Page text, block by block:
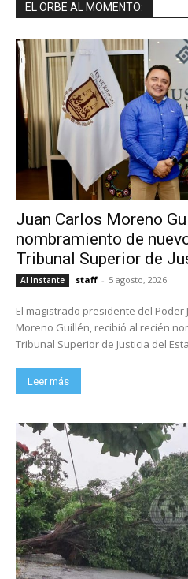
EL ORBE AL MOMENTO:
Juan Carlos Moreno
nombramiento de
Tribunal Superior de
Al Instante staff - 5 agosto, 2026
El magistrado presidente del Poder
Moreno Guillén, recibió al recién
Tribunal Superior de Justicia del
Leer más